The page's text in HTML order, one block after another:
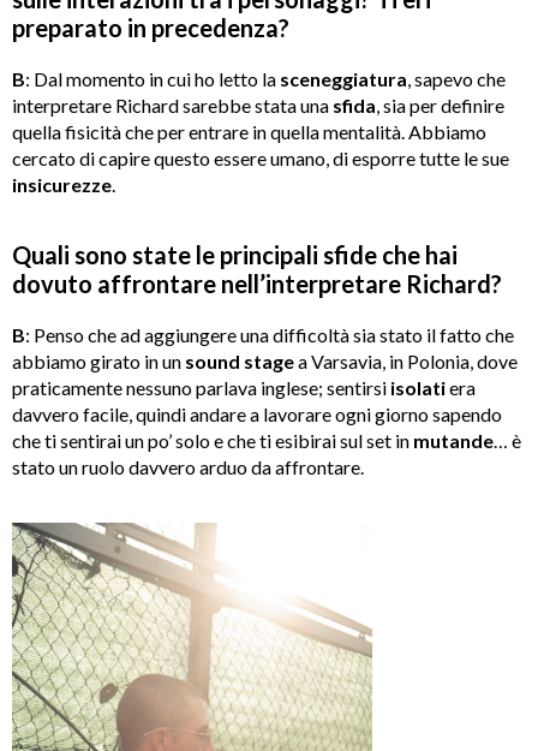
preparato in precedenza?
B: Dal momento in cui ho letto la sceneggiatura, sapevo che
interpretare Richard sarebbe stata una sfida, sia per definire
quella fisicità che per entrare in quella mentalità. Abbiamo
cercato di capire questo essere umano, di esporre tutte le sue
insicurezze.
Quali sono state le principali sfide che hai
dovuto affrontare nell’interpretare Richard?
B: Penso che ad aggiungere una difficoltà sia stato il fatto che
abbiamo girato in un sound stagea Varsavia, in Polonia, dove
praticamente nessuno parlava inglese; sentirsi isolatiera
davvero facile, quindi andare a lavorare ogni giorno sapendo
che ti sentirai un po’ solo e che ti esibirai sul set in mutande… è
stato un ruolo davvero arduo da affrontare.